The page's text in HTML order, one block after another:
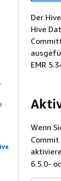
Der
Hive
EMR
Wenn
6.5.0-